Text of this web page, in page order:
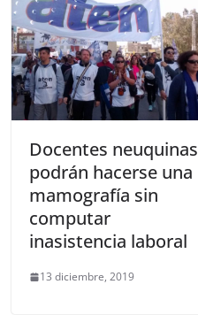
Docentes neuquinas
podrán hacerse una
mamografía sin
computar
inasistencia laboral
13 diciembre, 2019